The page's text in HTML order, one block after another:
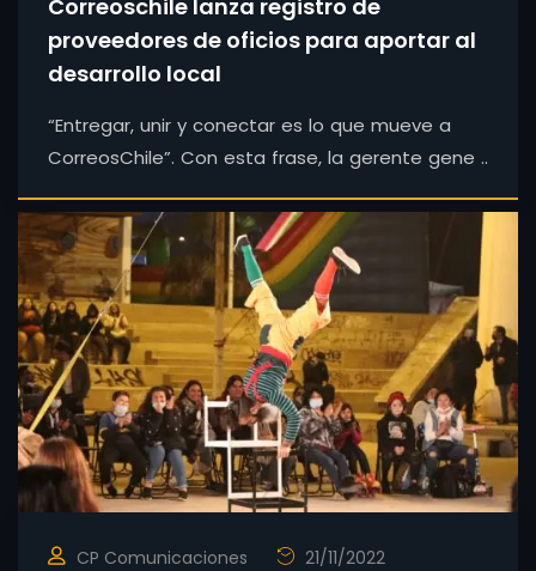
Correoschile lanza registro de
proveedores de oficios para aportar al
desarrollo local
“Entregar, unir y conectar es lo que mueve a
CorreosChile”. Con esta frase, la gerente gene ..
CP Comunicaciones 21/11/2022